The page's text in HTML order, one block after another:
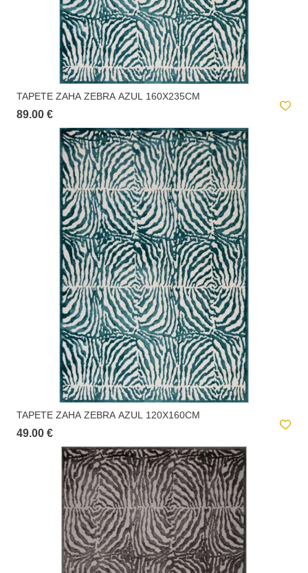
loja selecionada.
Entrega ao domicílio:
entrega ao domicíliotem um custo para o utilizador. Este valor é
apresentado no checkout e é calculado de acordo com o peso total da
TAPETE ZAHA ZEBRA AZUL 160X235CM
89.00 €
TAPETE ZAHA ZEBRA AZUL 120X160CM
49.00 €